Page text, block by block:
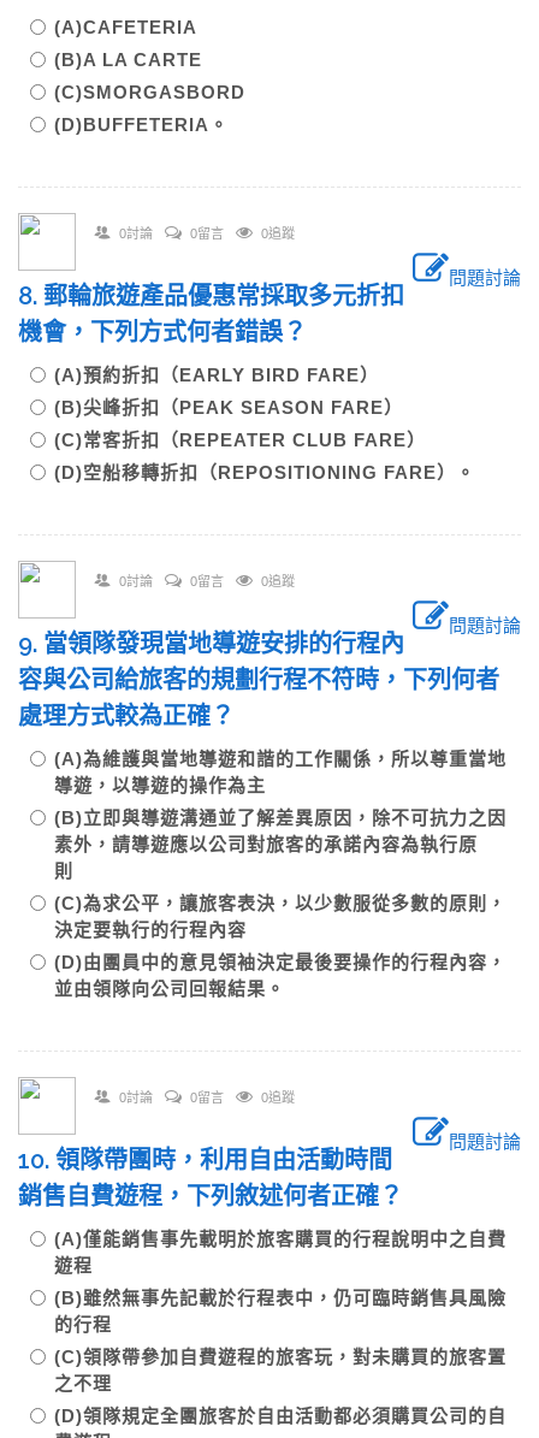
(A)CAFETERIA
(B)A LA CARTE
(C)SMORGASBORD
(D)BUFFETERIA。
0討論 0留言 0追蹤
問題討論
8. 郵輪旅遊產品優惠常採取多元折扣
機會，下列方式何者錯誤？
(A)預約折扣（EARLY BIRD FARE）
(B)尖峰折扣（PEAK SEASON FARE）
(C)常客折扣（REPEATER CLUB FARE）
(D)空船移轉折扣（REPOSITIONING FARE）。
0討論 0留言 0追蹤
問題討論
9. 當領隊發現當地導遊安排的行程內
容與公司給旅客的規劃行程不符時，下列何者
處理方式較為正確？
(A)為維護與當地導遊和諧的工作關係，所以尊重當地
導遊，以導遊的操作為主
(B)立即與導遊溝通並了解差異原因，除不可抗力之因
素外，請導遊應以公司對旅客的承諾內容為執行原
則
(C)為求公平，讓旅客表決，以少數服從多數的原則，
決定要執行的行程內容
(D)由團員中的意見領袖決定最後要操作的行程內容，
並由領隊向公司回報結果。
0討論 0留言 0追蹤
問題討論
10. 領隊帶團時，利用自由活動時間
銷售自費遊程，下列敘述何者正確？
(A)僅能銷售事先載明於旅客購買的行程說明中之自費
遊程
(B)雖然無事先記載於行程表中，仍可臨時銷售具風險
的行程
(C)領隊帶參加自費遊程的旅客玩，對未購買的旅客置
之不理
(D)領隊規定全團旅客於自由活動都必須購買公司的自